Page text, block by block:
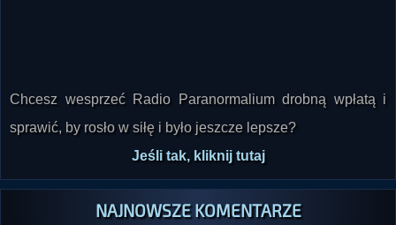
Chcesz wesprzeć Radio Paranormalium drobną wpłatą i
sprawić, by rosło w siłę i było jeszcze lepsze?
Jeśli tak, kliknij tutaj
NAJNOWSZE KOMENTARZE